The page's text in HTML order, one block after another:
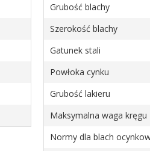
Grubość blachy
Szerokość blachy
Gatunek stali
Powłoka cynku
Grubość lakieru
Maksymalna waga kręgu
Normy dla blach